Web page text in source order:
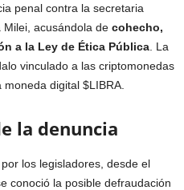
penal contra la secretaria
acusándola de cohecho,
a la Ley de Ética Pública . La
vinculado a las criptomonedas
digital $LIBRA.
la denuncia
los legisladores, desde el
conoció la posible defraudación